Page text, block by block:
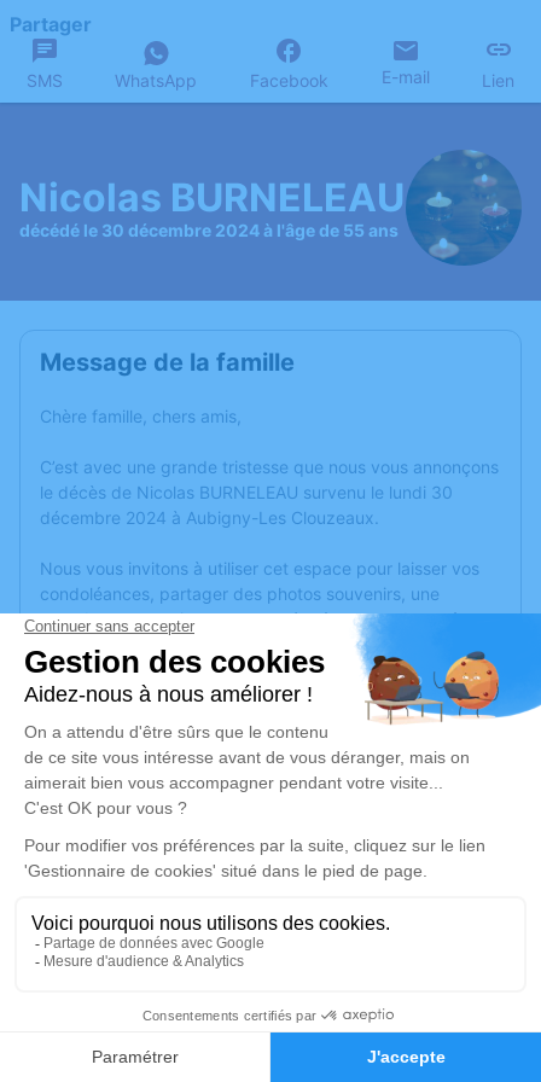
Faire-part Hommages
Partager
SMS WhatsApp Facebook E-mail Lien
Nicolas BURNELEAU
décédé le 30 décembre 2024 à l'âge de 55 ans
Message de la famille
Chère famille, chers amis,
C’est avec une grande tristesse que nous vous annonçons
le décès de Nicolas BURNELEAU survenu le lundi 30
décembre 2024 à Aubigny-Les Clouzeaux.
Nous vous invitons à utiliser cet espace pour laisser vos
condoléances, partager des photos souvenirs, une
anecdote ou exprimer vos pensées à travers des poèmes
ou des textes. Cet endroit est un lieu d'expression dédié à
honorer la mémoire de Nicolas BURNELEAU.
Un service de plantation d’arbre hommage estdisponible
lundi 06 janvier 2025 à 09h30
Crématorium de Vendée - Sables d'Olonne
de Les Sables-d'Olonne
85340 Les Sables-d'Olonne